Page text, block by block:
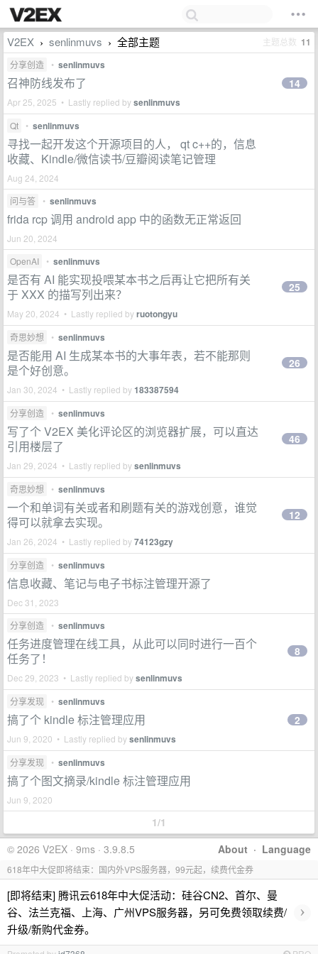
V2EX › senlinmuvs › 全部主题 主题总数 11
分享创造 • senlinmuvs
召神防线发布了
Apr 25, 2025 • Lastly replied bysenlinmuvs
14
Qt • senlinmuvs
寻找一起开发这个开源项目的人， qt c++的，信息
收藏、Kindle/微信读书/豆瓣阅读笔记管理
Aug 24, 2024
问与答
• senlinmuvs
frida rcp 调用 android app 中的函数无正常返回
Jun 20, 2024
OpenAI
• senlinmuvs
是否有 AI 能实现投喂某本书之后再让它把所有关
于 XXX 的描写列出来？
May 20, 2024 • Lastly replied byruotongyu
25
奇思妙想 • senlinmuvs
是否能用 AI 生成某本书的大事年表，若不能那则
是个好创意。
Jan 30, 2024 • Lastly replied by183387594
26
分享创造 • senlinmuvs
写了个 V2EX 美化评论区的浏览器扩展，可以直达
引用楼层了
Jan 29, 2024 • Lastly replied bysenlinmuvs
46
奇思妙想 • senlinmuvs
一个和单词有关或者和刷题有关的游戏创意，谁觉
得可以就拿去实现。
Jan 26, 2024 • Lastly replied by74123gzy
12
分享创造 • senlinmuvs
信息收藏、笔记与电子书标注管理开源了
Dec 31, 2023
分享创造
• senlinmuvs
任务进度管理在线工具，从此可以同时进行一百个
任务了！
Dec 29, 2023 • Lastly replied bysenlinmuvs
8
分享发现 • senlinmuvs
搞了个 kindle 标注管理应用
Jun 9, 2020 • Lastly replied bysenlinmuvs
2
分享发现 • senlinmuvs
搞了个图文摘录/kindle 标注管理应用
Jun 9, 2020
1/1
About · Language
© 2026 V2EX · 9ms · 3.9.8.5
618年中大促即将结束：国内外VPS服务器，99元起，续费代金券
[即将结束] 腾讯云618年中大促活动：硅谷CN2、首尔、曼
谷、法兰克福、上海、广州VPS服务器，另可免费领取续费/
升级/新购代金券。
›